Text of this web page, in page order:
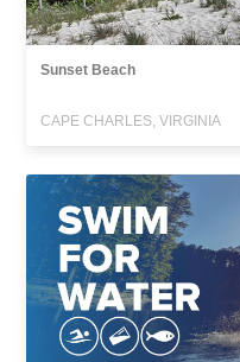
Sunset Beach
CAPE CHARLES, VIRGINIA